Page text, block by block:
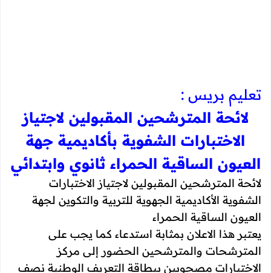
تعليم بريس :
لائحة المترشحين المقبولين لاجتياز
الاختبارات الشفوية بأكاديمية جهة
العيون الساقية الحمراء ثانوي وابتدائي
لائحة المترشحين المقبولين لاجتياز الاختبارات
الشفوية الأكاديمية الجهوية للتربية والتكوين لجهة
العيون الساقية الحمراء
يعتبر هذا الاعلان بمثابة استدعاء كما يجب على
المترشحات والمترشحين الحضور إلى مركز
الاختبارات مصحوبين ببطاقة التعريف الوطنية نصف